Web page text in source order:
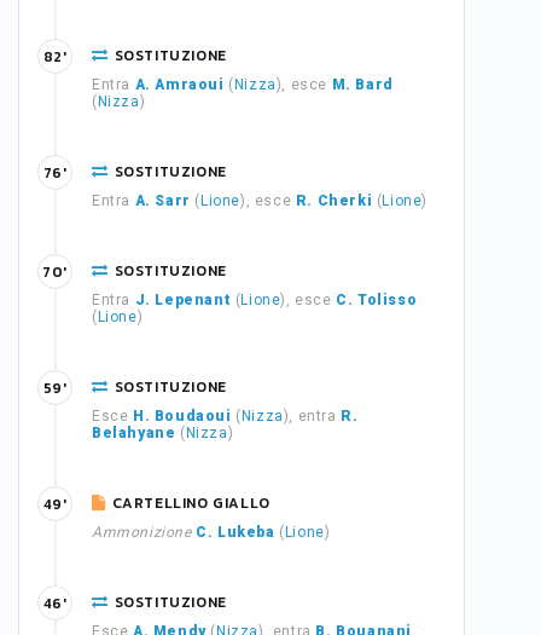
SOSTITUZIONE
Entra A. Amraoui ( Nizza), esce M. Bard
( Nizza)
82'
SOSTITUZIONE
Entra A. Sarr ( Lione), esce R. Cherki ( Lione)
76'
SOSTITUZIONE
Entra J. Lepenant ( Lione), esce C. Tolisso
( Lione)
70'
SOSTITUZIONE
Esce H. Boudaoui ( Nizza), entra R.
Belahyane ( Nizza)
59'
CARTELLINO GIALLO
Ammonizione C. Lukeba ( Lione)
49'
SOSTITUZIONE
Esce A. Mendy( Nizza), entra B. Bouanani
46'